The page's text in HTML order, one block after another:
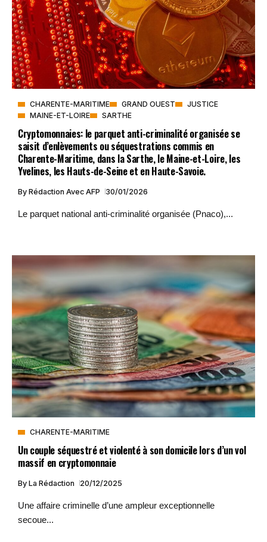
CHARENTE-MARITIME GRAND OUEST
JUSTICE
MAINE-ET-LOIRE
SARTHE
Cryptomonnaies: le parquet anti-criminalité organisée se
saisit d’enlèvements ou séquestrations commis en
Charente-Maritime, dans la Sarthe, le Maine-et-Loire, les
Yvelines, les Hauts-de-Seine et en Haute-Savoie.
By Rédaction Avec AFP 30/01/2026
Le parquet national anti-criminalité organisée (Pnaco),...
CHARENTE-MARITIME
Un couple séquestré et violenté à son domicile lors d’un vol
massif en cryptomonnaie
By La Rédaction 20/12/2025
Une affaire criminelle d’une ampleur exceptionnelle
secoue...